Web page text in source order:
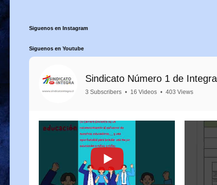
Siguenos en Instagram
Siguenos en Youtube
Sindicato Número 1 de Integra
3 Subscribers • 16 Videos • 403 Views